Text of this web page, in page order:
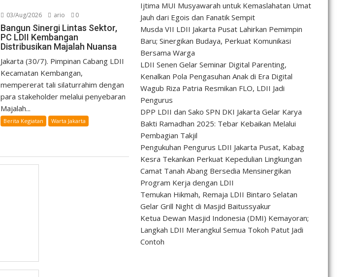
03/Aug/2026 ario 0
Bangun Sinergi Lintas Sektor,
PC LDII Kembangan
Distribusikan Majalah Nuansa
Jakarta (30/7). Pimpinan Cabang LDII
Kecamatan Kembangan,
mempererat tali silaturrahim dengan
para stakeholder melalui penyebaran
Majalah...
Berita Kegiatan Warta Jakarta
Ijtima MUI Musyawarah untuk Kemaslahatan Umat
Jauh dari Egois dan Fanatik Sempit
Musda VII LDII Jakarta Pusat Lahirkan Pemimpin
Baru; Sinergikan Budaya, Perkuat Komunikasi
Bersama Warga
LDII Senen Gelar Seminar Digital Parenting,
Kenalkan Pola Pengasuhan Anak di Era Digital
Wagub Riza Patria Resmikan FLO, LDII Jadi
Pengurus
DPP LDII dan Sako SPN DKI Jakarta Gelar Karya
Bakti Ramadhan 2025: Tebar Kebaikan Melalui
Pembagian Takjil
Pengukuhan Pengurus LDII Jakarta Pusat, Kabag
Kesra Tekankan Perkuat Kepedulian Lingkungan
Camat Tanah Abang Bersedia Mensinergikan
Program Kerja dengan LDII
Temukan Hikmah, Remaja LDII Bintaro Selatan
Gelar Grill Night di Masjid Baitussyakur
Ketua Dewan Masjid Indonesia (DMI) Kemayoran;
Langkah LDII Merangkul Semua Tokoh Patut Jadi
Contoh